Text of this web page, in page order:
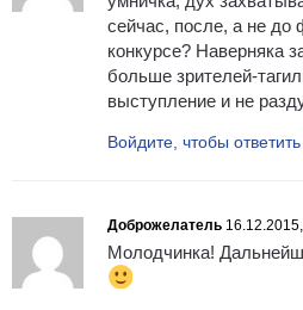
сейчас, после, а не до
конкурсе? Наверняка
больше зрителей-
выступление и не
Войдите, чтобы ответить
Доброжелатель
Молодчинка!